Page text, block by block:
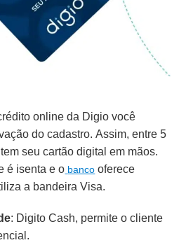
online da Digio você
do cadastro. Assim, entre 5
seu cartão digital em mãos.
é isenta e o banco oferece
a bandeira Visa.
: Digito Cash, permite o cliente